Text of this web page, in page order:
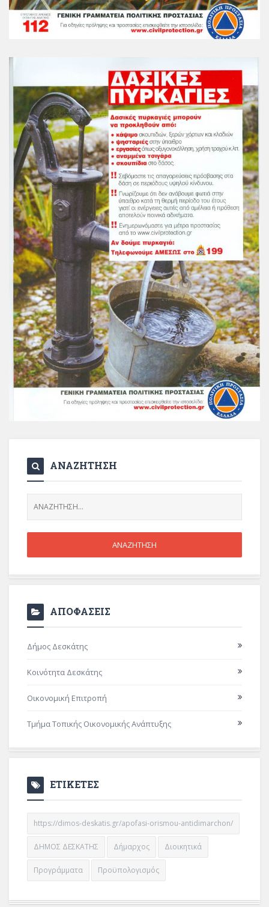
ΑΝΑΖΗΤΗΣΗ
ΑΠΟΦΑΣΕΙΣ
Δήμος Δεσκάτης
Κοινότητα Δεσκάτης
Οικονομική Επιτροπή
Τμήμα Τοπικής Οικονομικής Ανάπτυξης
ΕΤΙΚΕΤΕΣ
https://dimos-deskatis.gr/apofasi-orismou-antidimarchon/
ΔΗΜΟΣ ΔΕΣΚΑΤΗΣ Δήμαρχος Διοικητικά
Προγράμματα Προϋπολογισμός